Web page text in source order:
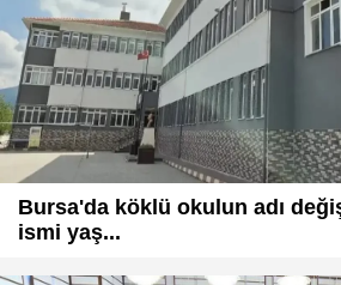
Bursa'da köklü okulun adı
ismi yaş...